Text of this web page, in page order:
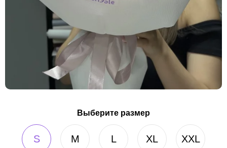
Выберите размер
S M L XL XXL